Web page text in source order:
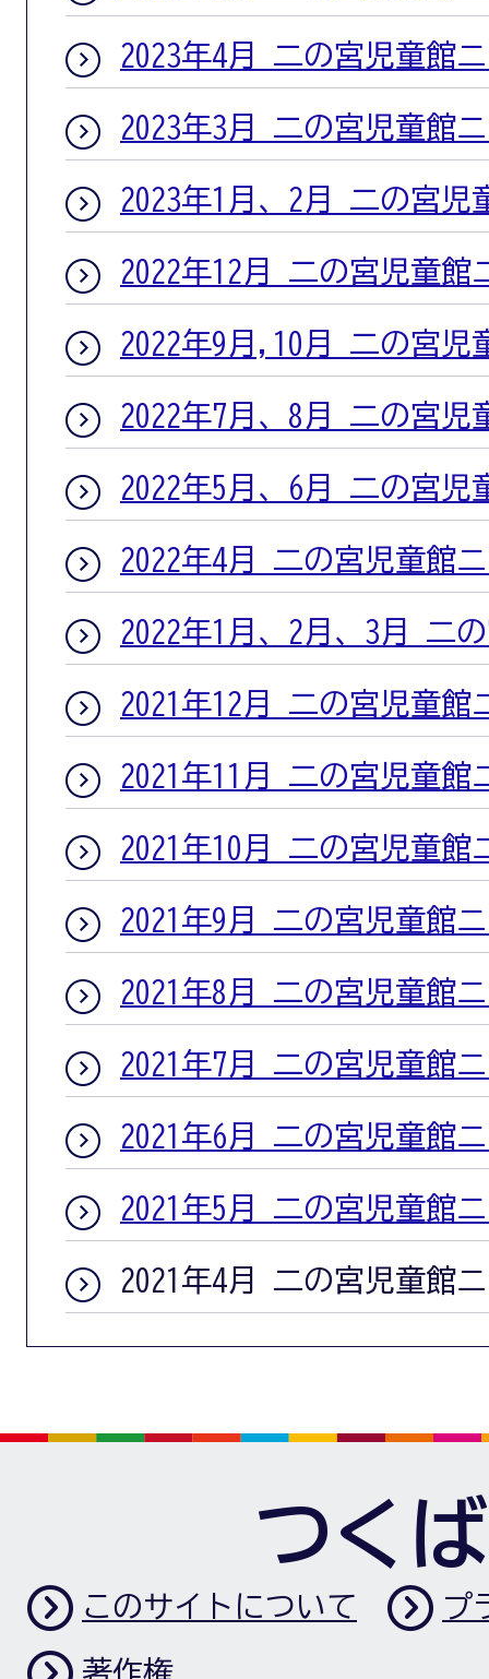
2023年4月 二の宮児童館
2023年3月 二の宮児童館
2023年1月、2月 二の宮児
2022年12月 二の宮児童館
2022年9月,10月 二の宮児
2022年7月、8月 二の宮児
2022年5月、6月 二の宮児
2022年4月 二の宮児童館
2022年1月、2月、3月 二
2021年12月 二の宮児童館
2021年11月 二の宮児童館
2021年10月 二の宮児童館
2021年9月 二の宮児童館
2021年8月 二の宮児童館
2021年7月 二の宮児童館
2021年6月 二の宮児童館
2021年5月 二の宮児童館
2021年4月 二の宮児童館
つく
このサイトについて プ
著作権